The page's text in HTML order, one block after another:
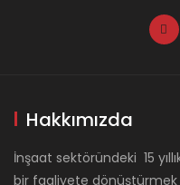
Hakkımızda
İnşaat sektöründeki 15
bir faaliyete dönüştürmek